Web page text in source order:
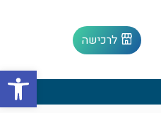
פתח
לרכישה